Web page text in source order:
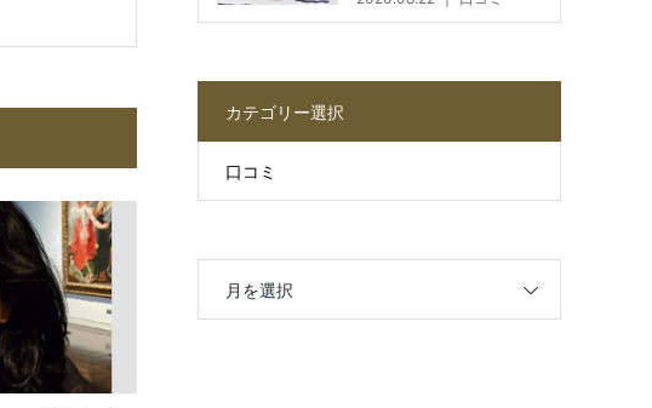
カテゴリー選択
口コミ
月を選択